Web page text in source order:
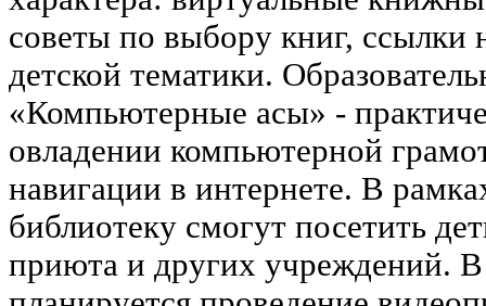
советы по выбору книг, ссылки
детской тематики.
«Компьютерные асы» -
овладении компьютерной
навигации в интернете. В
библиотеку смогут посетить
приюта и других учреждений. В